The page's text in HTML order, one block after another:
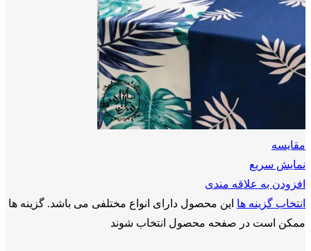
مقايسه
نمایش سریع
افزودن به علاقه مندی
انتخاب گزینه ها این محصول دارای انواع مختلفی می باشد. گزینه ها
ممکن است در صفحه محصول انتخاب شوند